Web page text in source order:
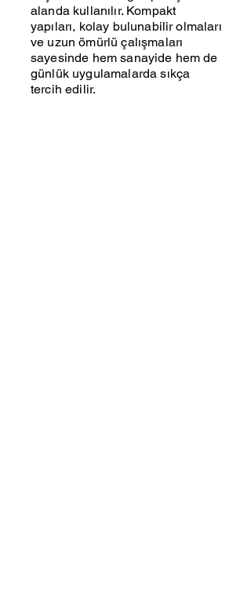
alanda kullanılır. Kompakt
yapıları, kolay bulunabilir olmaları
ve uzun ömürlü çalışmaları
sayesinde hem sanayide hem de
günlük uygulamalarda sıkça
tercih edilir.